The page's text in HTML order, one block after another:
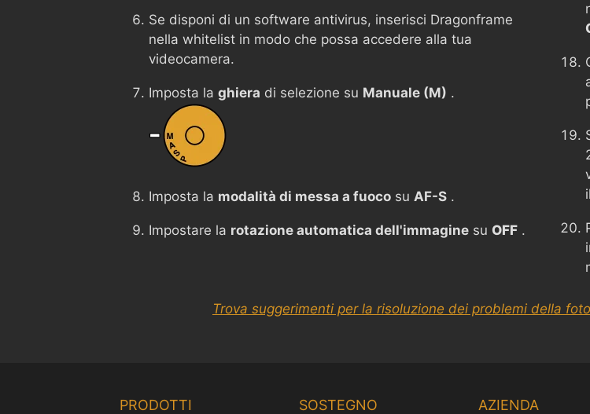
Se disponi di un software antivirus, inserisci Dragonframe
nella whitelist in modo che possa accedere alla tua
videocamera.
Imposta la ghiera di selezione su Manuale (M) .
Imposta la modalità di messa a fuoco su AF-S .
Impostare la rotazione automatica dell'immagine su OFF .
Trova suggerimenti per la risoluzione dei problemi della
PRODOTTI SOSTEGNO AZIENDA